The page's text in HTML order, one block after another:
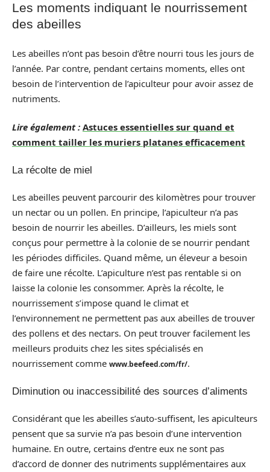
Les moments indiquant le nourrissement
des abeilles
Les abeilles n’ont pas besoin d’être nourri tous les jours de
l’année. Par contre, pendant certains moments, elles ont
besoin de l’intervention de l’apiculteur pour avoir assez de
nutriments.
Lire également : Astuces essentielles sur quand et
comment tailler les muriers platanes efficacement
La récolte de miel
Les abeilles peuvent parcourir des kilomètres pour trouver
un nectar ou un pollen. En principe, l’apiculteur n’a pas
besoin de nourrir les abeilles. D’ailleurs, les miels sont
conçus pour permettre à la colonie de se nourrir pendant
les périodes difficiles. Quand même, un éleveur a besoin
de faire une récolte. L’apiculture n’est pas rentable si on
laisse la colonie les consommer. Après la récolte, le
nourrissement s’impose quand le climat et
l’environnement ne permettent pas aux abeilles de trouver
des pollens et des nectars. On peut trouver facilement les
meilleurs produits chez les sites spécialisés en
nourrissement comme www.beefeed.com/fr/.
Diminution ou inaccessibilité des sources d’aliments
Considérant que les abeilles s’auto-suffisent, les apiculteurs
pensent que sa survie n’a pas besoin d’une intervention
humaine. En outre, certains d’entre eux ne sont pas
d’accord de donner des nutriments supplémentaires aux